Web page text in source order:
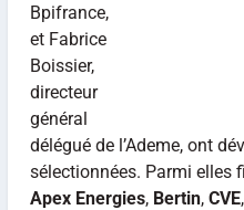
Bpifrance,
et Fabrice
Boissier,
directeur
général
délégué de l’Ademe, ont
sélectionnées. Parmi elles
Apex Energies, Bertin, CVE,